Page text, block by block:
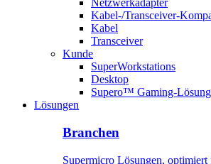
Netzwerkadapter
Kabel-/Transceiver-
Kabel
Transceiver
Kunde
SuperWorkstations
Desktop
Supero™ Gaming-
Lösungen
Branchen
Supermicro Lösungen,